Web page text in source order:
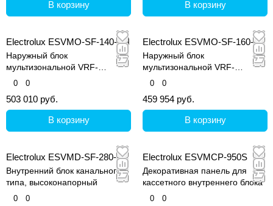
сплит-систем, обеспечивающие охлаждение
воздуха внутри здания. Могут устанавливаться
как на стены, так и на потолок.
В корзину В корзину
Electrolux ESVMO-SF-140-SH
Наружный блок
мультизональной VRF-
системы, серия Step Free
0 0
503 010 руб.
В корзину
Electrolux ESVMO-SF-160-H
Наружный блок
мультизональной VRF-
системы, серия Step Free
0 0
459 954 руб.
В корзину
Electrolux ESVMD-SF-280-A
Внутренний блок канального
типа, высоконапорный
0 0
Electrolux ESVMCP-950S
Декоративная панель для
кассетного внутреннего блока
0 0